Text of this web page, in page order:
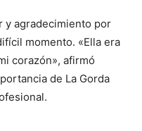
y agradecimiento por
momento. «Ella era
corazón», afirmó
de La Gorda